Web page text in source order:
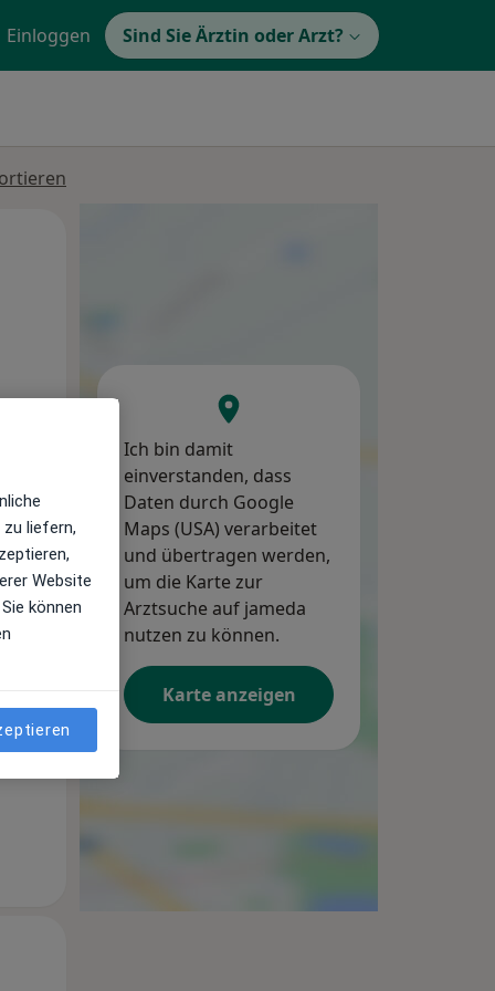
Einloggen Sind Sie Ärztin oder Arzt?
Mi, Do,
Ich bin damit
einverstanden, dass
Daten durch Google
Maps (USA) verarbeitet
und übertragen werden,
um die Karte zur
Arztsuche auf jameda
nutzen zu können.
Karte anzeigen
liefern,
Website
können